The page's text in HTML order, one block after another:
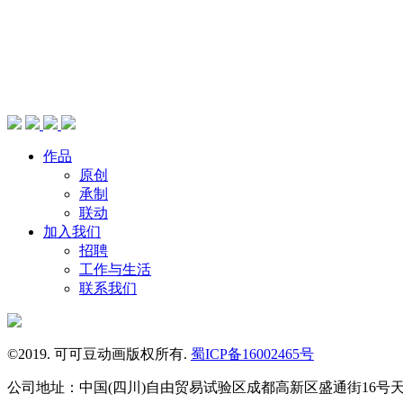
作品
原创
承制
联动
加入我们
招聘
工作与生活
联系我们
©2019. 可可豆动画版权所有. 蜀ICP备16002465号
公司地址：中国(四川)自由贸易试验区成都高新区盛通街16号